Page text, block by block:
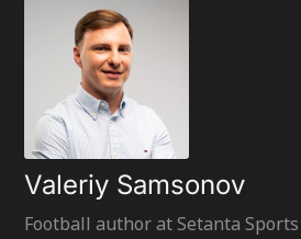
Valeriy Samsonov
Football author at Setanta Sports